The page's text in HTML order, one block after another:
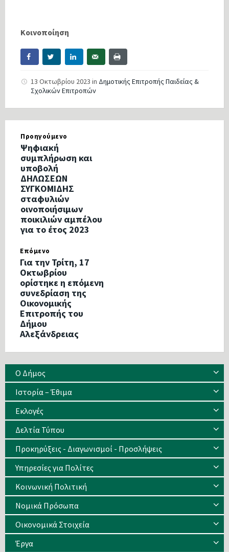
Κοινοποίηση
13 Οκτωβρίου 2023 in Δημοτικής Επιτροπής Παιδείας &
Σχολικών Επιτροπών
Προηγούμενο
Ψηφιακή
συμπλήρωση και
υποβολή
ΔΗΛΩΣΕΩΝ
ΣΥΓΚΟΜΙΔΗΣ
σταφυλιών
οινοποιήσιμων
ποικιλιών αμπέλου
για το έτος 2023
Επόμενο
Για την Τρίτη, 17
Οκτωβρίου
ορίστηκε η επόμενη
συνεδρίαση της
Οικονομικής
Επιτροπής του
Δήμου
Αλεξάνδρειας
Ο Δήμος
Ιστορία – Έθιμα
Eκλογές
Δελτία Τύπου
Προκηρύξεις - Διαγωνισμοί - Προσλήψεις
Υπηρεσίες για Πολίτες
Κοινωνική Πολιτική
Νομικά Πρόσωπα
Οικονομικά Στοιχεία
Έργα